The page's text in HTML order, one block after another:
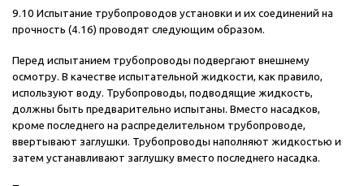
9.10 Испытание трубопроводов установки и их соединений на
прочность (4.16) проводят следующим образом.
Перед испытанием трубопроводы подвергают внешнему
осмотру. В качестве испытательной жидкости, как правило,
используют воду. Трубопроводы, подводящие жидкость,
должны быть предварительно испытаны. Вместо насадков,
кроме последнего на распределительном трубопроводе,
ввертывают заглушки. Трубопроводы наполняют жидкостью и
затем устанавливают заглушку вместо последнего насадка.